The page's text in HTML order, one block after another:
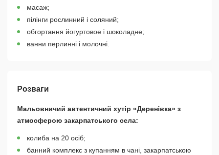
масаж;
пілінги рослинний і соляний;
обгортання йогуртовое і шоколадне;
ванни перлинні і молочні.
Розваги
Мальовничий автентичний хутір «Деренівка» з
атмосферою закарпатського села:
колиба на 20 осіб;
банний комплекс з купанням в чані, закарпатською